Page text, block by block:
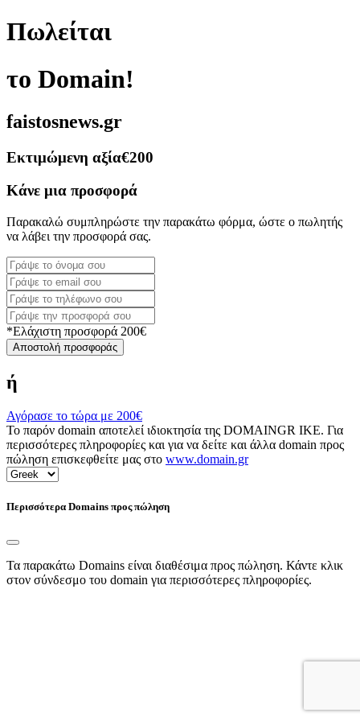
Πωλείται
το Domain!
faistosnews.gr
Εκτιμώμενη αξία€200
Κάνε μια προσφορά
Παρακαλώ συμπληρώστε την παρακάτω φόρμα, ώστε ο πωλητής
να λάβει την προσφορά σας.
*Ελάχιστη προσφορά 200€
Αποστολή προσφοράς
ή
Αγόρασε το τώρα με 200€
Το παρόν domain αποτελεί ιδιοκτησία της DOMAINGR ΙΚΕ. Για
περισσότερες πληροφορίες και για να δείτε και άλλα domain προς
πώληση επισκεφθείτε μας στο www.domain.gr
Περισσότερα Domains προς πώληση
Τα παρακάτω Domains είναι διαθέσιμα προς πώληση. Κάντε κλικ
στον σύνδεσμο του domain για περισσότερες πληροφορίες.